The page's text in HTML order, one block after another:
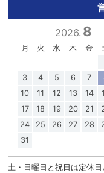
2026. 8
月 火 水 木 金
3
4 5 6 7
10
11 12 13 14
17
18 19 20 21
24
25 26 27 28
31
土・日曜日と祝日は定休日